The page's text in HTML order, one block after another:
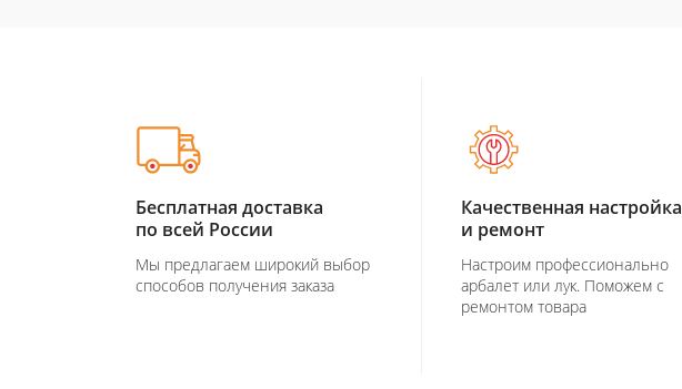
Бесплатная доставка
по всей России
Мы предлагаем широкий выбор
способов получения заказа
Качественная настройка
и ремонт
Настроим профессионально
арбалет или лук. Поможем с
ремонтом товара